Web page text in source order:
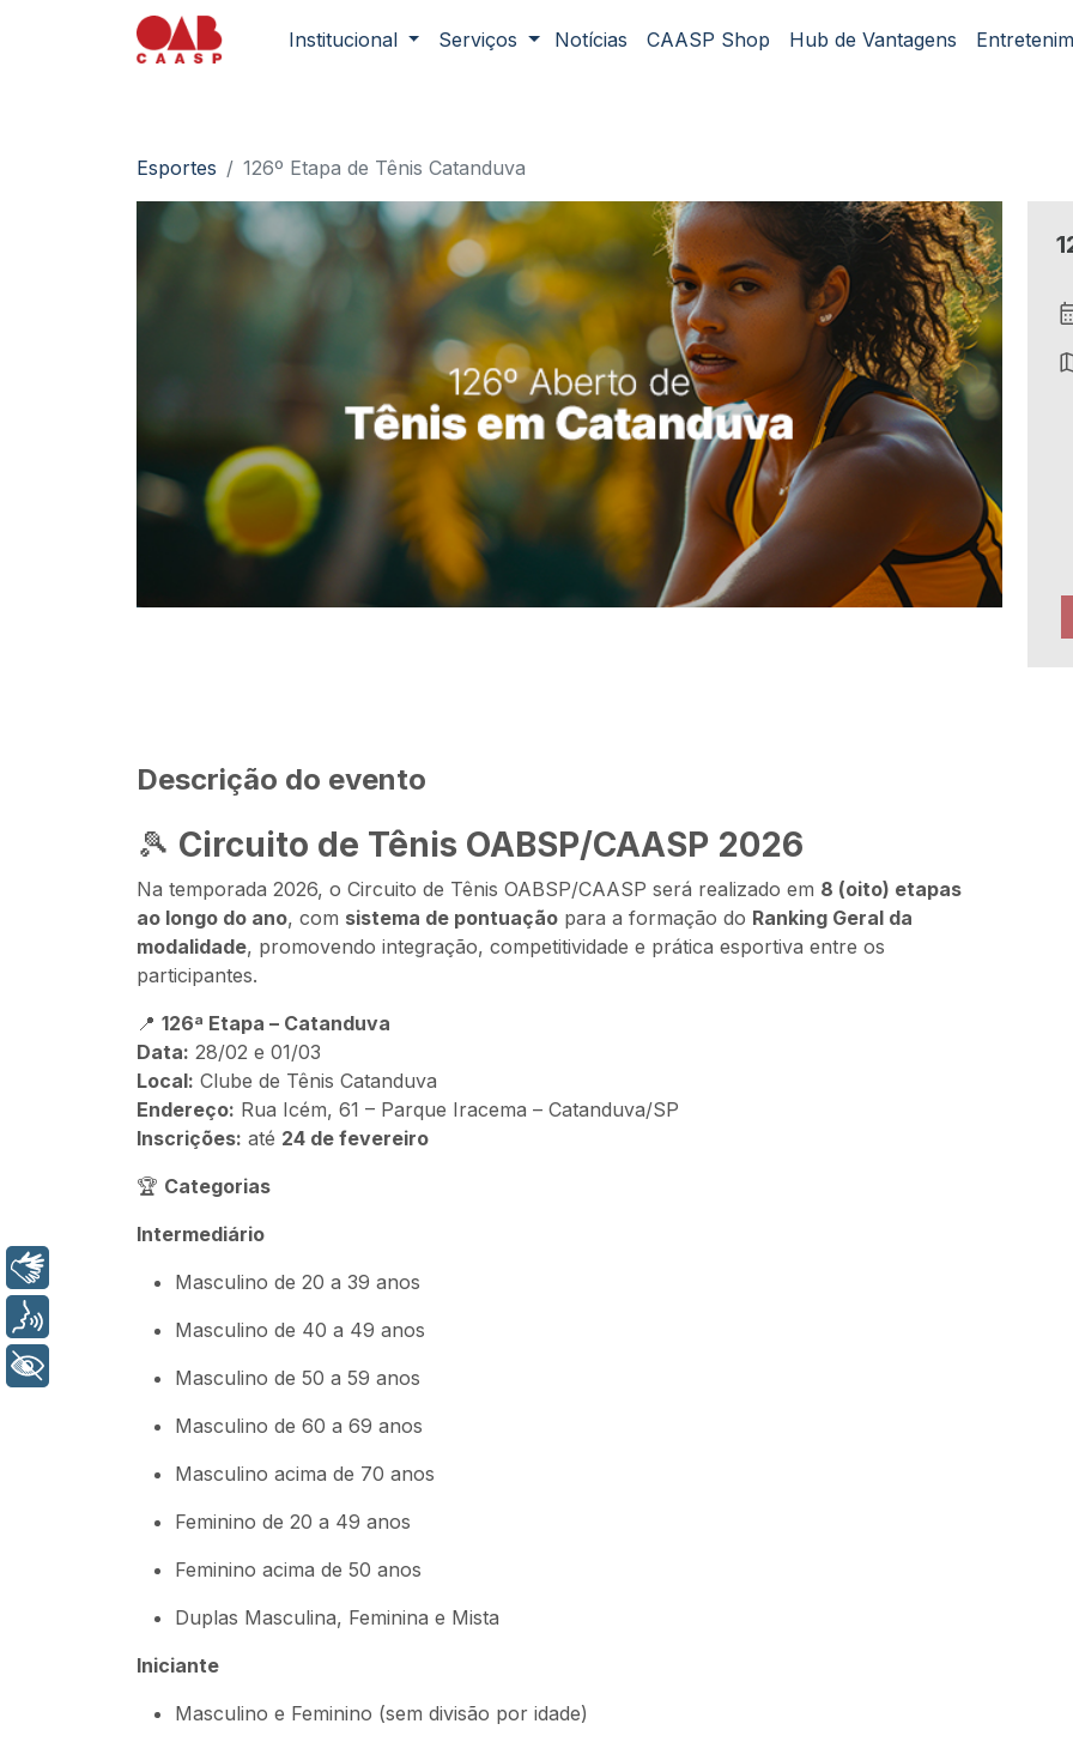
Institucional Serviços Notícias CAASP Shop Hub de Vantagens
Esportes 126º Etapa de Tênis Catanduva
Descrição do evento
🎾 Circuito de Tênis OABSP/CAASP 2026
Na temporada 2026, o Circuito de Tênis OABSP/CAASP será realizado em 8 (oito) etapas
ao longo do ano, com sistema de pontuação para a formação do Ranking Geral da
modalidade, promovendo integração, competitividade e prática esportiva entre os
participantes.
📍 126ª Etapa – Catanduva
Data: 28/02 e 01/03
Local: Clube de Tênis Catanduva
Endereço: Rua Icém, 61 – Parque Iracema – Catanduva/SP
Inscrições: até 24 de fevereiro
🏆 Categorias
Intermediário
Masculino de 20 a 39 anos
Masculino de 40 a 49 anos
Masculino de 50 a 59 anos
Masculino de 60 a 69 anos
Masculino acima de 70 anos
Feminino de 20 a 49 anos
Feminino acima de 50 anos
Duplas Masculina, Feminina e Mista
Iniciante
Masculino e Feminino (sem divisão por idade)
+ Acessibilidade